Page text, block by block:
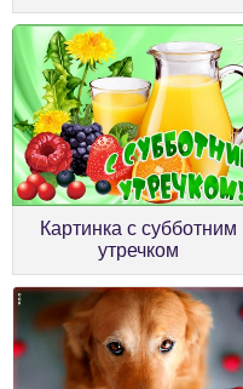
Картинка с субботним
утречком